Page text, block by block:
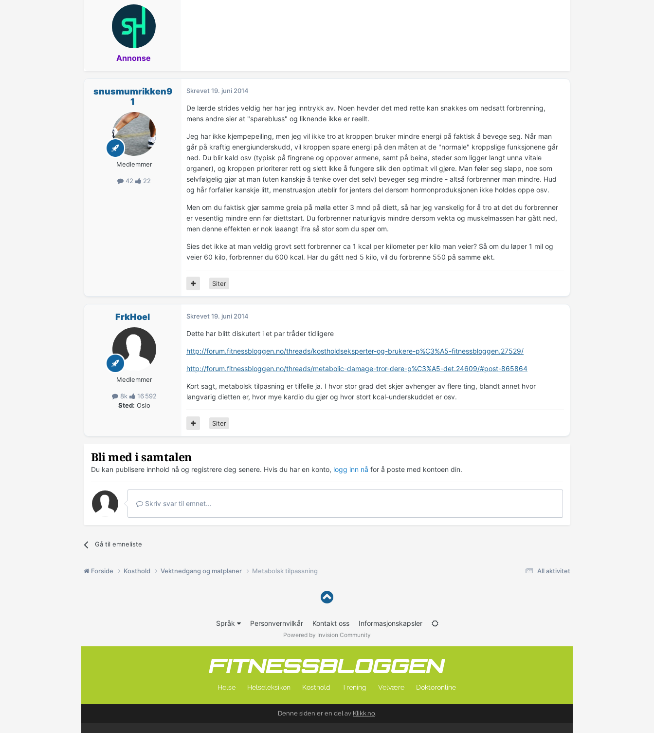
Annonse
snusmumrikken9
1
Medlemmer
42 22
Skrevet19. juni 2014
De lærde strides veldig her har jeg inntrykk av. Noen hevder det med rette kan snakkes om nedsatt forbrenning,
mens andre sier at "sparebluss" og liknende ikke er reellt.
Jeg har ikke kjempepeiling, men jeg vil ikke tro at kroppen bruker mindre energi på faktisk å bevege seg. Når man
går på kraftig energiunderskudd, vil kroppen spare energi på den måten at de "normale" kroppslige funksjonene går
ned. Du blir kald osv (typisk på fingrene og oppover armene, samt på beina, steder som ligger langt unna vitale
organer), og kroppen prioriterer rett og slett ikke å fungere slik den optimalt vil gjøre. Man føler seg slapp, noe som
selvfølgelig gjør at man (uten kanskje å tenke over det selv) beveger seg mindre - altså forbrenner man mindre. Hud
og hår forfaller kanskje litt, menstruasjon uteblir for jenters del dersom hormonproduksjonen ikke holdes oppe osv.
Men om du faktisk gjør samme greia på mølla etter 3 mnd på diett, så har jeg vanskelig for å tro at det du forbrenner
er vesentlig mindre enn før diettstart. Du forbrenner naturligvis mindre dersom vekta og muskelmassen har gått ned,
men denne effekten er nok laaangt ifra så stor som du spør om.
Sies det ikke at man veldig grovt sett forbrenner ca 1 kcal per kilometer per kilo man veier? Så om du løper 1 mil og
veier 60 kilo, forbrenner du 600 kcal. Har du gått ned 5 kilo, vil du forbrenne 550 på samme økt.
Siter
FrkHoel
Medlemmer
8k
16 592
Sted: Oslo
Skrevet19. juni 2014
Dette har blitt diskutert i et par tråder tidligere
http://forum.fitnessbloggen.no/threads/kostholdseksperter-og-brukere-p%C3%A5-fitnessbloggen.27529/
http://forum.fitnessbloggen.no/threads/metabolic-damage-tror-dere-p%C3%A5-det.24609/#post-865864
Kort sagt, metabolsk tilpasning er tilfelle ja. I hvor stor grad det skjer avhenger av flere ting, blandt annet hvor
langvarig dietten er, hvor mye kardio du gjør og hvor stort kcal-underskuddet er osv.
Siter
Bli med i samtalen
Du kan publisere innhold nå og registrere deg senere. Hvis du har en konto, logg inn nå for å poste med kontoen din.
Skriv svar til emnet...
Gå til emneliste
All aktivitet
Forside Kosthold Vektnedgang og matplaner Metabolsk tilpassning
Språk Personvernvilkår Kontakt oss Informasjonskapsler
Powered by Invision Community
Helse Helseleksikon Kosthold Trening Velvære Doktoronline
Denne siden er en del av Klikk.no.